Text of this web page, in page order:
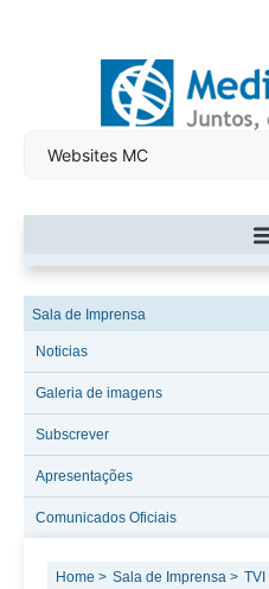
Sala de Imprensa
Noticias
Galeria de imagens
Subscrever
Apresentações
Comunicados Oficiais
Home > Sala de Imprensa > TVI